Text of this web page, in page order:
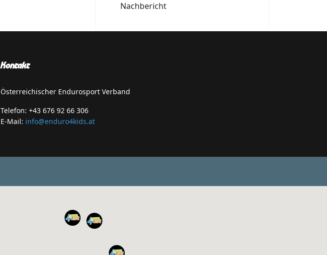
Nachbericht
Kontakt
Österreichischer Endurosport Verband
Telefon: +43 676 92 66 306
E-Mail: info@enduro4kids.at